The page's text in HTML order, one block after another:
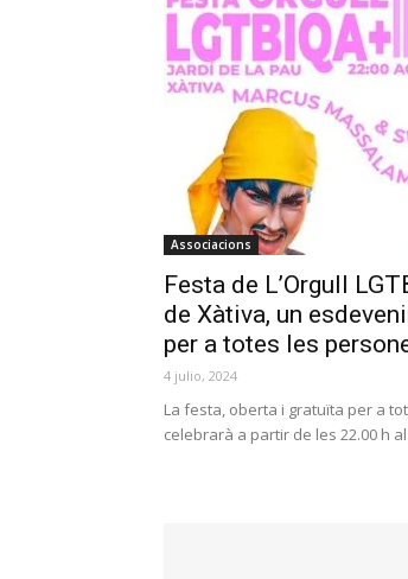
Associacions
Festa de L’Orgull
de Xàtiva, un
per a totes les
4 julio, 2024
La festa, oberta i gratuïta per a
celebrarà a partir de les 22.00 h al